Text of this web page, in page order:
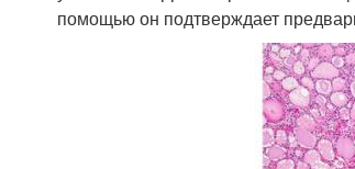
помощью он подтверждает